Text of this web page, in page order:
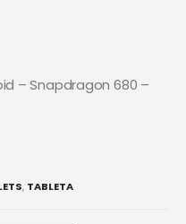
– Snapdragon 680 –
, TABLETA